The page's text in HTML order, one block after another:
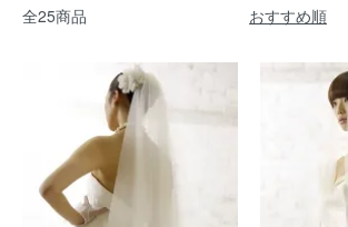
全25商品 おすすめ順